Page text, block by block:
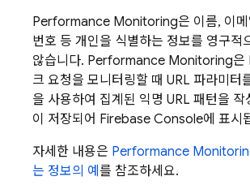
Performance Monitoring은 이름, 이
번호 등 개인을 식별하는 정보를 영구적
않습니다. Performance Monitoring은
크 요청을 모니터링할 때 URL 파라미터
을 사용하여 집계된 익명 URL 패턴을 작
이 저장되어 Firebase Console에 표시
자세한 내용은 Performance
는 정보의 예 를 참조하세요.